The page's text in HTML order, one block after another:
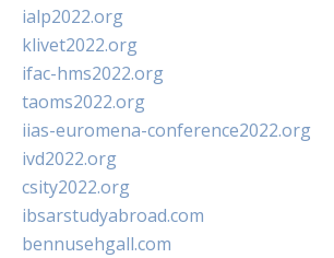
ialp2022.org
klivet2022.org
ifac-hms2022.org
taoms2022.org
iias-euromena-conference2022.org
ivd2022.org
csity2022.org
ibsarstudyabroad.com
bennusehgall.com